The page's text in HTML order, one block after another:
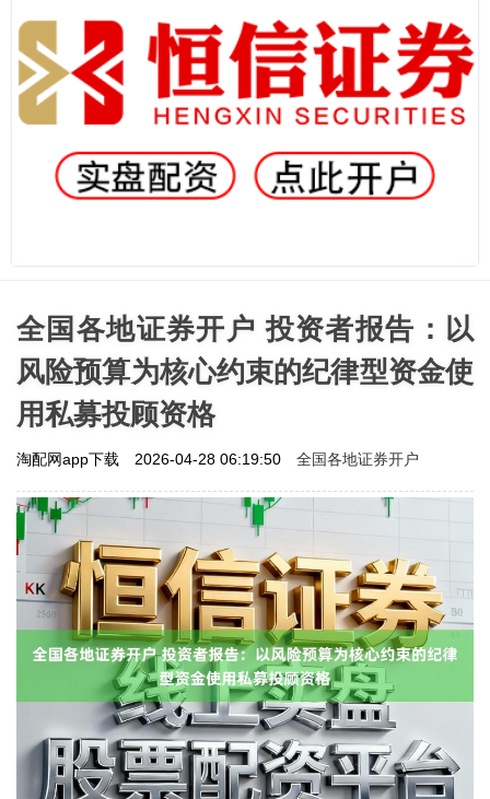
全国各地证券开户 投资者报告：以
风险预算为核心约束的纪律型资金使
用私募投顾资格
淘配网app下载 2026-04-28 06:19:50 全国各地证券开户